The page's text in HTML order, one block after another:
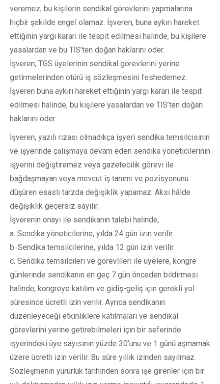
veremez, bu kişilerin sendikal görevlerini yapmalarına
hiçbir şekilde engel olamaz. İşveren, buna aykırı hareket
ettiğinin yargı kararı ile tespit edilmesi halinde, bu kişilere
yasalardan ve bu TİS’ten doğan haklarını öder.
İşveren, TGS üyelerinin sendikal görevlerini yerine
getirmelerinden ötürü iş sözleşmesini feshedemez.
İşveren buna aykırı hareket ettiğinin yargı kararı ile tespit
edilmesi halinde, bu kişilere yasalardan ve TİS’ten doğan
haklarını öder.
İşveren, yazılı rızası olmadıkça işyeri sendika temsilcisinin
ve işyerinde çalışmaya devam eden sendika yöneticilerinin
işyerini değiştiremez veya gazetecilik görevi ile
bağdaşmayan veya mevcut iş tanımı ve pozisyonunu
düşüren esaslı tarzda değişiklik yapamaz. Aksi hâlde
değişiklik geçersiz sayılır.
İşverenin onayı ile sendikanın talebi halinde,
a. Sendika yöneticilerine, yılda 24 gün izin verilir.
b. Sendika temsilcilerine, yılda 12 gün izin verilir.
c. Sendika temsilcileri ve görevlileri ile üyelere, kongre
günlerinde sendikanın en geç 7 gün önceden bildirmesi
halinde, kongreye katılım ve gidiş-geliş için gerekli yol
süresince ücretli izin verilir. Ayrıca sendikanın
düzenleyeceği etkinliklere katılmaları ve sendikal
görevlerini yerine getirebilmeleri için bir seferinde
işyerindeki üye sayısının yüzde 30’unu ve 1 günü aşmamak
üzere ücretli izin verilir. Bu süre yıllık izinden sayılmaz.
Sözleşmenin yürürlük tarihinden sonra işe girenler için bir